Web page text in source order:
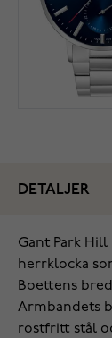
DETALJER
‌Gant Park Hill
herrklocka
Boettens
Armbandets
rostfritt stål